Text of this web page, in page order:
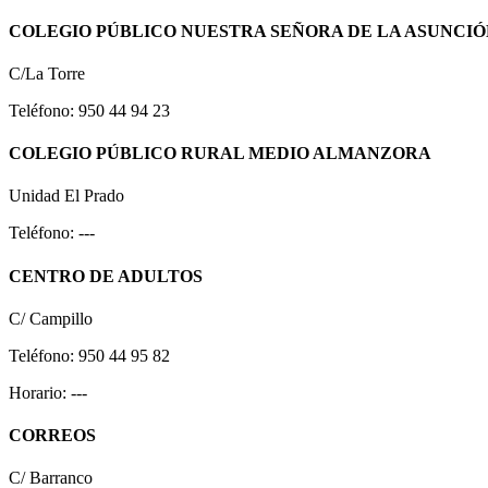
COLEGIO PÚBLICO NUESTRA SEÑORA DE LA
C/La Torre
Teléfono: 950 44 94 23
COLEGIO PÚBLICO RURAL MEDIO ALMANZORA
Unidad El Prado
Teléfono: ---
CENTRO DE ADULTOS
C/ Campillo
Teléfono: 950 44 95 82
Horario: ---
CORREOS
C/ Barranco